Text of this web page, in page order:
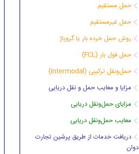
حمل مستقیم
حمل غیرمستقیم
روش حمل خرده بار یا گروپاژ
حمل فول بار (FCL)
حمل‌ونقل ترکیبی (Intermodal)
مزایا و معایب حمل و نقل دریایی
مزایای حمل‌ونقل دریایی
معایب حمل‌ونقل دریایی
دریافت خدمات از طریق پرشین تجارت
دوان